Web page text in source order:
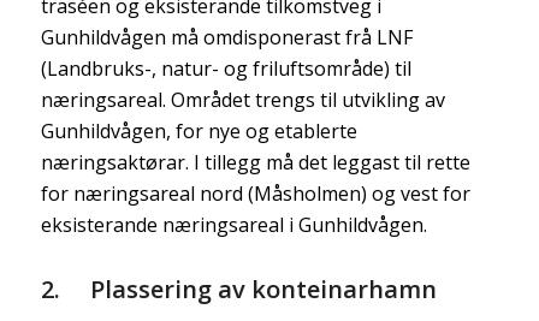
traséen og eksisterande tilkomstveg i
Gunhildvågen må omdisponerast frå LNF
(Landbruks-, natur- og friluftsområde) til
næringsareal. Området trengs til utvikling av
Gunhildvågen, for nye og etablerte
næringsaktørar. I tillegg må det leggast til rette
for næringsareal nord (Måsholmen) og vest for
eksisterande næringsareal i Gunhildvågen.
2. Plassering av konteinarhamn